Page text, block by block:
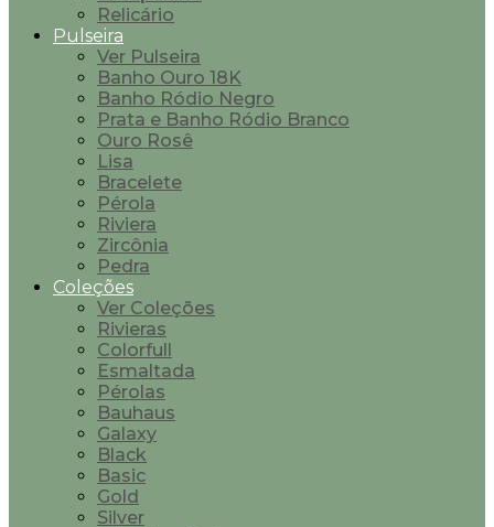
Relicário
Pulseira
Ver Pulseira
Banho Ouro 18K
Banho Ródio Negro
Prata e Banho Ródio Branco
Ouro Rosê
Lisa
Bracelete
Pérola
Riviera
Zircônia
Pedra
Coleções
Ver Coleções
Rivieras
Colorfull
Esmaltada
Pérolas
Bauhaus
Galaxy
Black
Basic
Gold
Silver